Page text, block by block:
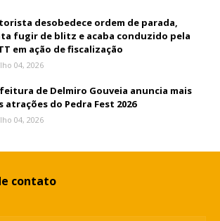
desobedece ordem de parada,
fugir de blitz e acaba conduzido pela
em ação de fiscalização
04, 2026
de Delmiro Gouveia anuncia mais
atrações do Pedra Fest 2026
04, 2026
contato